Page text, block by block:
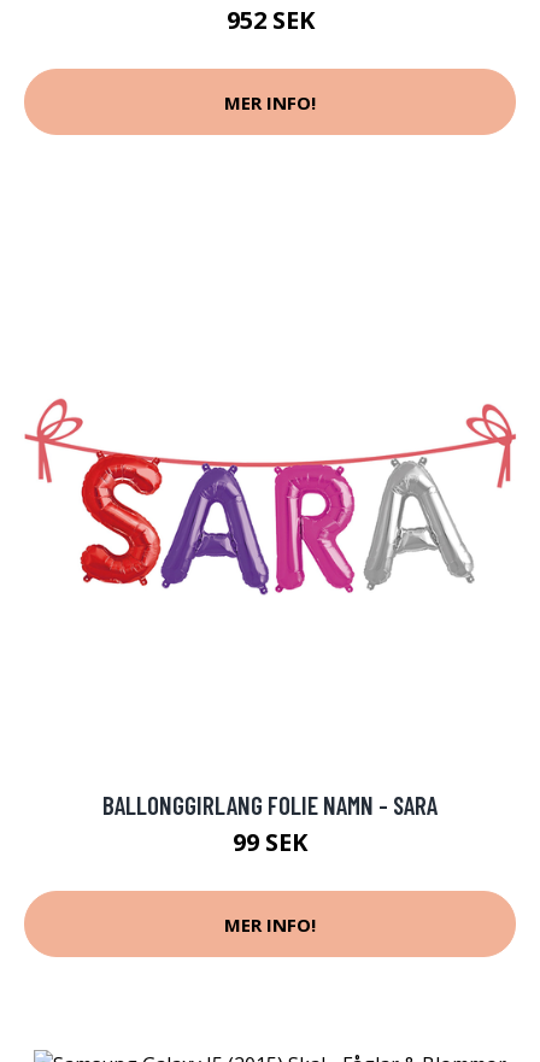
952 SEK
MER INFO!
BALLONGGIRLANG FOLIE NAMN - SARA
99 SEK
MER INFO!